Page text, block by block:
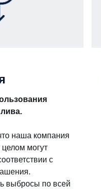
наша компания
целом могут
с
выбросы по всей